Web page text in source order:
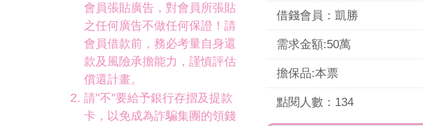
會員張貼廣告，對會員所張貼
之任何廣告不做任何保證！請
會員借款前，務必考量自身還
款及風險承擔能力，謹慎評估
償還計畫。
請"不"要給予銀行存摺及提款
卡，以免成為詐騙集團的領錢
借錢會員：凱勝
需求金額:50萬
擔保品:本票
點閱人數：134